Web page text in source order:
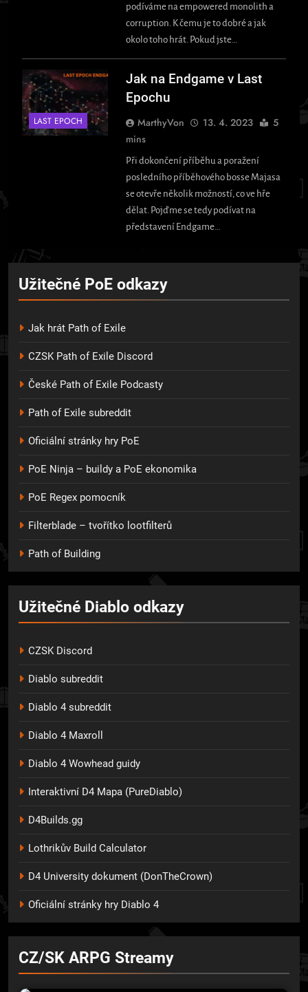
podíváme na empowered monolith a
corruption. K čemu je to dobré a jak
okolo toho hrát. Pokud jste…
LAST EPOCH
Jak na Endgame v Last
Epochu
MarthyVon 13. 4. 2023
5
mins
Při dokončení příběhu a poražení
posledního příběhového bosse Majasa
se otevře několik možností, co ve hře
dělat. Pojďme se tedy podívat na
představení Endgame…
Užitečné PoE odkazy
Jak hrát Path of Exile
CZSK Path of Exile Discord
České Path of Exile Podcasty
Path of Exile subreddit
Oficiální stránky hry PoE
PoE Ninja – buildy a PoE ekonomika
PoE Regex pomocník
Filterblade – tvořítko lootfilterů
Path of Building
Užitečné Diablo odkazy
CZSK Discord
Diablo subreddit
Diablo 4 subreddit
Diablo 4 Maxroll
Diablo 4 Wowhead guidy
Interaktivní D4 Mapa (PureDiablo)
D4Builds.gg
Lothrikův Build Calculator
D4 University dokument (DonTheCrown)
Oficiální stránky hry Diablo 4
CZ/SK ARPG Streamy